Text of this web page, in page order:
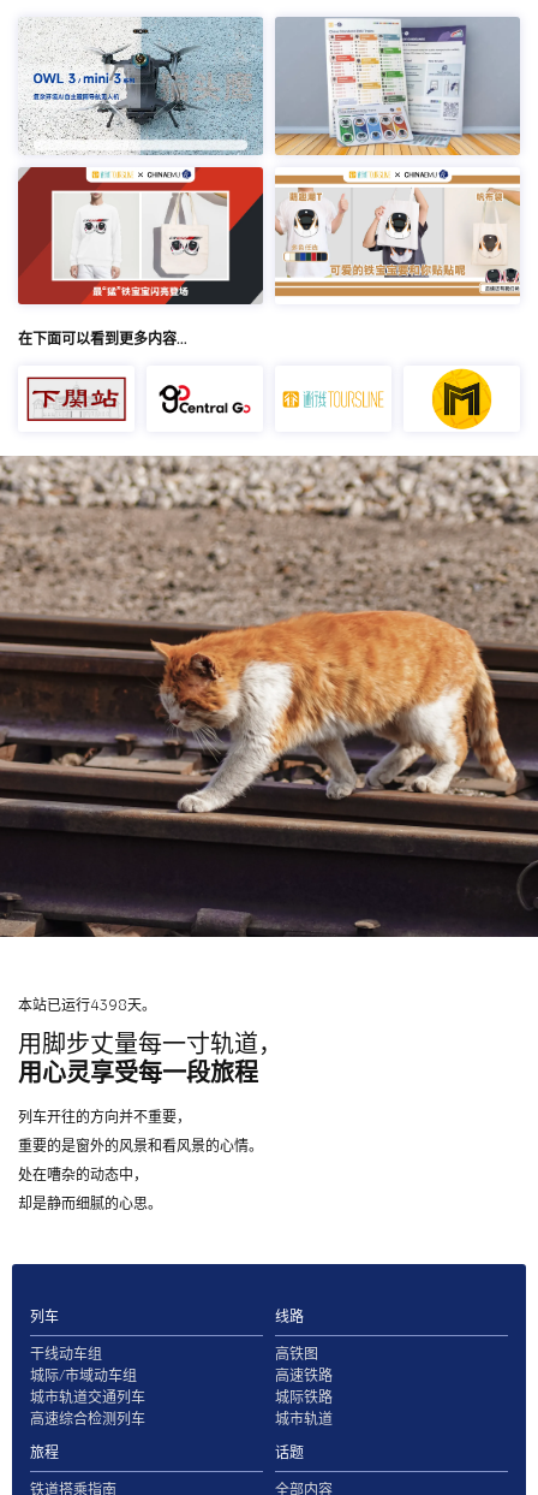
在下面可以看到更多内容…
本站已运行4398天。
用脚步丈量每一寸轨道，
用心灵享受每一段旅程
列车开往的方向并不重要，
重要的是窗外的风景和看风景的心情。
处在嘈杂的动态中，
却是静而细腻的心思。
列车
干线动车组
城际/市域动车组
城市轨道交通列车
高速综合检测列车
线路
高铁图
高速铁路
城际铁路
城市轨道
旅程
铁道搭乘指南
话题
全部内容